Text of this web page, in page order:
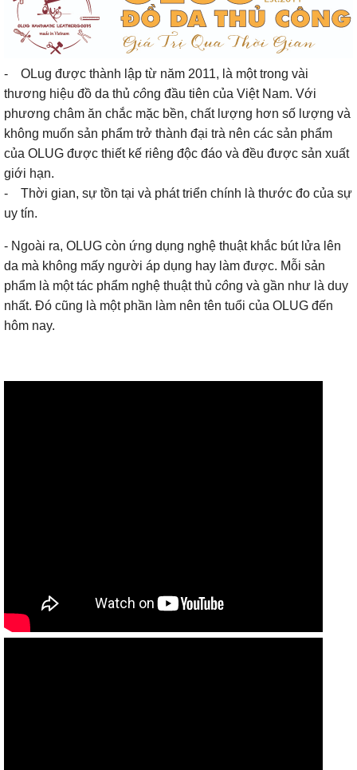
- OLug được thành lập từ năm 2011, là một trong vài
thương hiệu đồ da thủ công đầu tiên của Việt Nam. Với
phương châm ăn chắc mặc bền, chất lượng hơn số lượng và
không muốn sản phẩm trở thành đại trà nên các sản phẩm
của OLUG được thiết kế riêng độc đáo và đều được sản xuất
giới hạn.
- Thời gian, sự tồn tại và phát triển chính là thước đo của sự
uy tín.
- Ngoài ra, OLUG còn ứng dụng nghệ thuật khắc bút lửa lên
da mà không mấy người áp dụng hay làm được. Mỗi sản
phẩm là một tác phẩm nghệ thuật thủ công và gần như là duy
nhất. Đó cũng là một phần làm nên tên tuổi của OLUG đến
hôm nay.